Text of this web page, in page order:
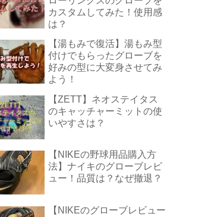
カスタムしてみた！使用感
は？
【湯もみで復活】湯もみ型
付けでもらったグローブを
好みの型に大変身させてみ
よう！
【ZETT】ネオステイタス
のキャッチャーミットの使
いやすさは？
【NIKEの野球用品購入方
法】ナイキのグローブレビ
ュー！品質は？なぜ撤退？
【NIKEのグローブレビュー